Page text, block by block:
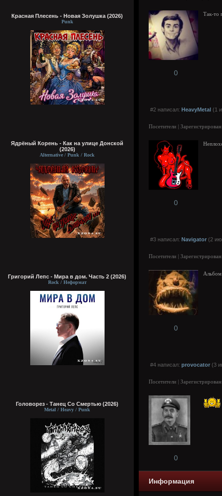
Красная Плесень - Новая Золушка (2026)
Punk
Ядрёный Корень - Как на улице Донской
(2026)
Alternative / Punk / Rock
Григорий Лепс - Мира в дом. Часть 2 (2026)
Rock / Неформат
Головорез - Tанец Со Смертью (2026)
Metal / Heavy / Punk
Так-то
0
#2 написал: HeavyMetal (1
Посетители |
0
#3 написал: Navigator (2
Посетители |
0
#4 написал: provocator (3
Посетители |
0
Информация